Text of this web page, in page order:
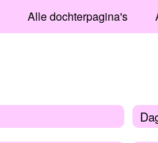
Alle dochterpagina's